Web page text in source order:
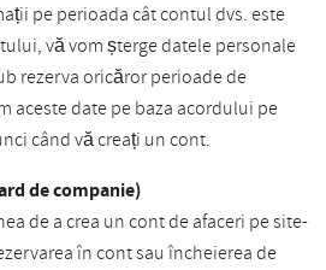
pe perioada cât contul dvs. este
vă vom șterge datele personale
rezerva oricăror perioade de
aceste date pe baza acordului pe
când vă creați un cont.
de companie)
de a crea un cont de afaceri pe site-
în cont sau încheierea de